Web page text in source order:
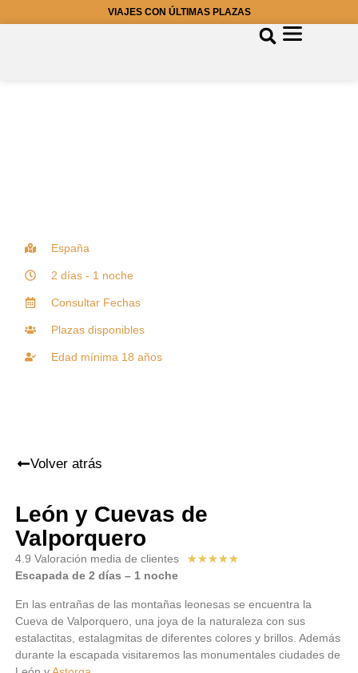
VIAJES CON ÚLTIMAS PLAZAS
España
2 días - 1 noche
Consultar Fechas
Plazas disponibles
Edad mínima 18 años
Volver atrás
León y Cuevas de
Valporquero
4.9 Valoración media de clientes ★★★★★
Escapada de 2 días – 1 noche
En las entrañas de las montañas leonesas se encuentra la
Cueva de Valporquero, una joya de la naturaleza con sus
estalactitas, estalagmitas de diferentes colores y brillos. Además
durante la escapada visitaremos las monumentales ciudades de